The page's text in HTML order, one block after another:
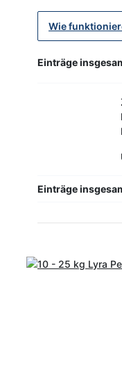
Wie
Einträge
Einträge